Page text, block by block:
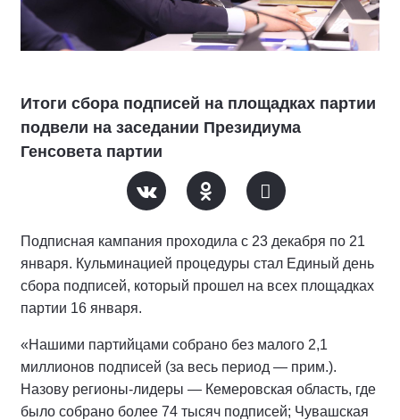
Итоги сбора подписей на площадках партии
подвели на заседании Президиума
Генсовета партии
Подписная кампания проходила с 23 декабря по 21
января. Кульминацией процедуры стал Единый день
сбора подписей, который прошел на всех площадках
партии 16 января.
«Нашими партийцами собрано без малого 2,1
миллионов подписей (за весь период — прим.).
Назову регионы-лидеры — Кемеровская область, где
было собрано более 74 тысяч подписей; Чувашская